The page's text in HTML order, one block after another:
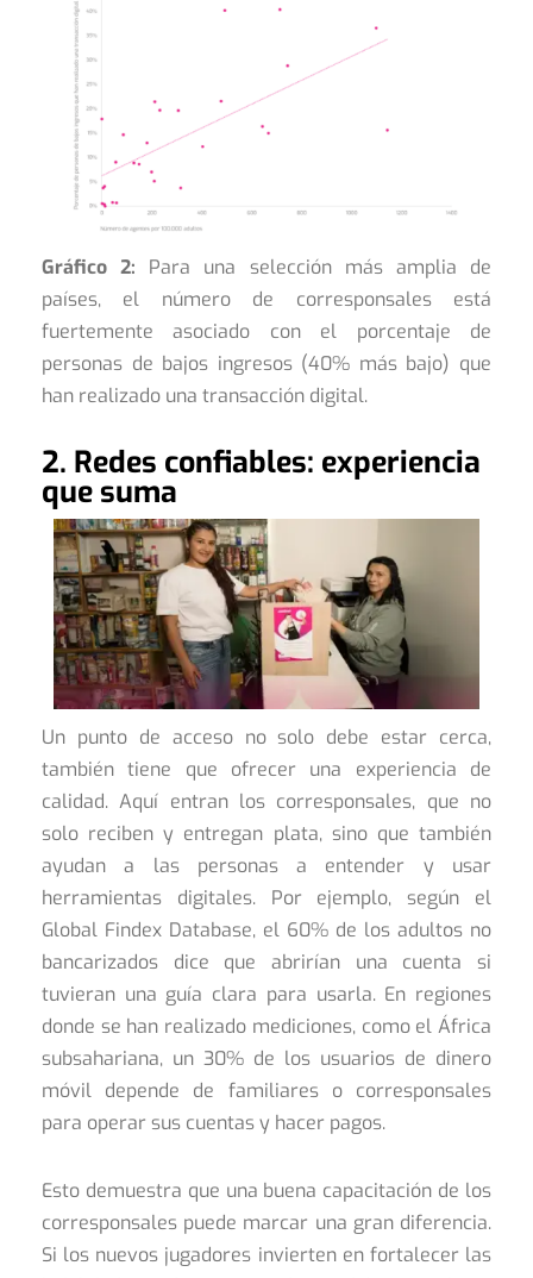
Gráfico 2: Para una selección más amplia de
países, el número de corresponsales está
fuertemente asociado con el porcentaje de
personas de bajos ingresos (40% más bajo) que
han realizado una transacción digital.
2. Redes confiables: experiencia
que suma
Un punto de acceso no solo debe estar cerca,
también tiene que ofrecer una experiencia de
calidad. Aquí entran los corresponsales, que no
solo reciben y entregan plata, sino que también
ayudan a las personas a entender y usar
herramientas digitales. Por ejemplo, según el
Global Findex Database, el 60% de los adultos no
bancarizados dice que abrirían una cuenta si
tuvieran una guía clara para usarla. En regiones
donde se han realizado mediciones, como el África
subsahariana, un 30% de los usuarios de dinero
móvil depende de familiares o corresponsales
para operar sus cuentas y hacer pagos.
Esto demuestra que una buena capacitación de los
corresponsales puede marcar una gran diferencia.
Si los nuevos jugadores invierten en fortalecer las